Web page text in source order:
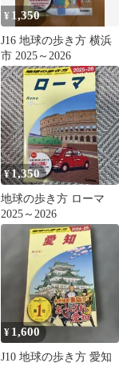
¥ 1,350
J16 地球の歩き方 横浜
市 2025～2026
¥1,350
地球の歩き方 ローマ
2025～2026
¥ 1,600
J10 地球の歩き方 愛知